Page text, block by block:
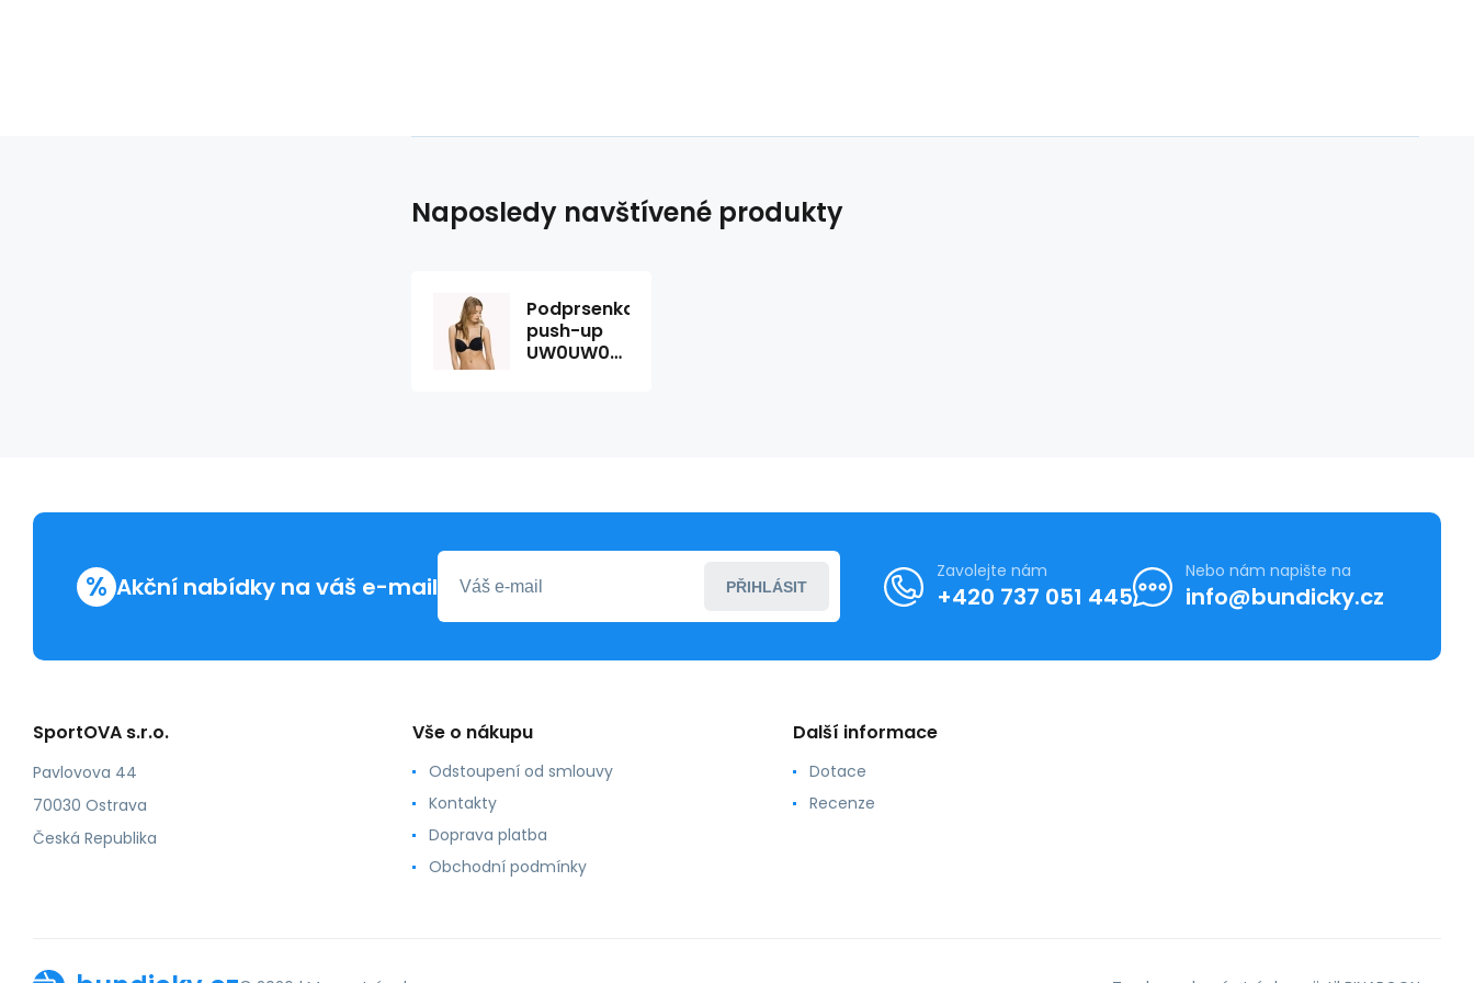
Naposledy navštívené produkty
Podprsenka
push-up
UW0UW00045
% Akční nabídky na váš e-mail PŘIHLÁSIT
Zavolejte nám
+420 737 051 445
Nebo nám napište na
info@bundicky.cz
SportOVA s.r.o.
Pavlovova 44
70030 Ostrava
Česká Republika
Vše o nákupu
Odstoupení od smlouvy
Kontakty
Doprava platba
Obchodní podmínky
Další informace
Dotace
Recenze